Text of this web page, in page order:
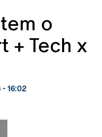
o
+ Tech x
16:02